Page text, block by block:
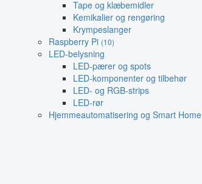
Tape og klæbemidler
Kemikalier og rengøring
Krympeslanger
Raspberry Pi (10)
LED-belysning
LED-pærer og spots
LED-komponenter og tilbehør
LED- og RGB-strips
LED-rør
Hjemmeautomatisering og Smart Home